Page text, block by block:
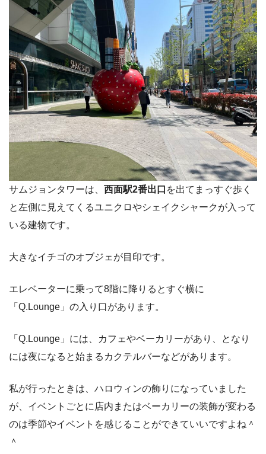
サムジョンタワーは、 西面駅2番出口 を出てまっすぐ歩く
と左側に見えてくるユニクロやシェイクシャークが入って
いる建物です。
大きなイチゴのオブジェが目印です。
エレベーターに乗って8階に降りるとすぐ横に
「Q.Lounge」の入り口があります。
「Q.Lounge」には、カフェやベーカリーがあり、となり
には夜になると始まるカクテルバーなどがあります。
私が行ったときは、ハロウィンの飾りになっていました
が、イベントごとに店内またはベーカリーの装飾が変わる
のは季節やイベントを感じることができていいですよね＾
＾